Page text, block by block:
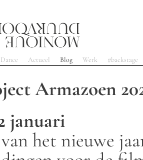
Actueel Blog Werk #backstage
Armazoen
januari
het nieuwe